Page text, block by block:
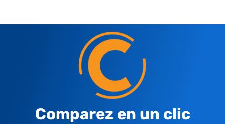
Comparez en un clic